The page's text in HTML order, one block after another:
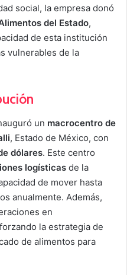
social, la empresa donó
del Estado,
de esta institución
vulnerables de la
un macrocentro de
, Estado de México, con
dólares. Este centro
logísticas de la
de mover hasta
anualmente. Además,
en
la estrategia de
de alimentos para